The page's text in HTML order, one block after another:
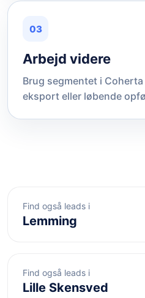
03
Arbejd videre
Brug segmentet i
eksport eller løbende
Find også leads i
Lemming
Find også leads i
Lille Skensved